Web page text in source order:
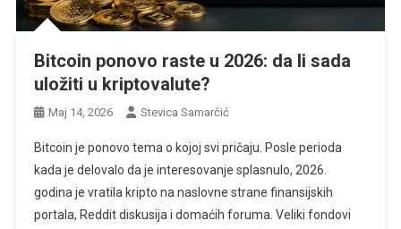
Bitcoin ponovo raste u 2026: da li sada
uložiti u kriptovalute?
Maj 14, 2026 Stevica Samarčić
Bitcoin je ponovo tema o kojoj svi pričaju. Posle perioda
kada je delovalo da je interesovanje splasnulo, 2026.
godina je vratila kripto na naslovne strane finansijskih
portala, Reddit diskusija i domaćih foruma. Veliki fondovi